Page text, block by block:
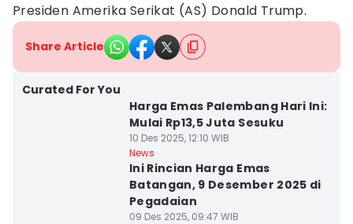
Presiden Amerika Serikat (AS) Donald Trump.
Share Article
Curated For You
Harga Emas Palembang Hari Ini:
Mulai Rp13,5 Juta Sesuku
10 Des 2025, 12:10 WIB
News
Ini Rincian Harga Emas
Batangan, 9 Desember 2025 di
Pegadaian
09 Des 2025, 09:47 WIB